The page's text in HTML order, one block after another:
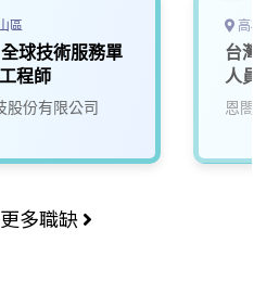
區
全球技術服務單
程師
股份有限公司
高雄
台灣
人員
恩閤斯
多職缺